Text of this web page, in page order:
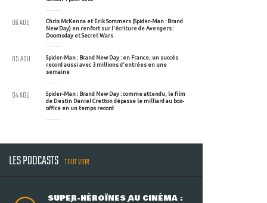
Chris McKenna et Erik Sommers (Spider-Man : Brand
New Day) en renfort sur l'écriture de Avengers :
Doomsday et Secret Wars
06 AOU
Spider-Man : Brand New Day : en France, un succès
record aussi avec 3 millions d'entrées en une
semaine
05 AOU
Spider-Man : Brand New Day : comme attendu, le film
de Destin Daniel Cretton dépasse le milliard au box-
office en un temps record
04 AOU
LES PODCASTS TOUT VOIR
SUPER-HÉROÏNES AU CINÉMA :